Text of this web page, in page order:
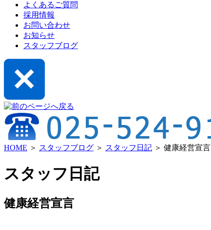
よくあるご質問
採用情報
お問い合わせ
お知らせ
スタッフブログ
HOME ＞ スタッフブログ ＞ スタッフ日記 ＞ 健康経営宣言
スタッフ日記
健康経営宣言